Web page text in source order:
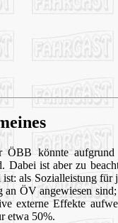
könnte
ist aber zu
ist:als Sozialleistung für
an ÖV angewiesen
externe Effekte
etwa 50%.